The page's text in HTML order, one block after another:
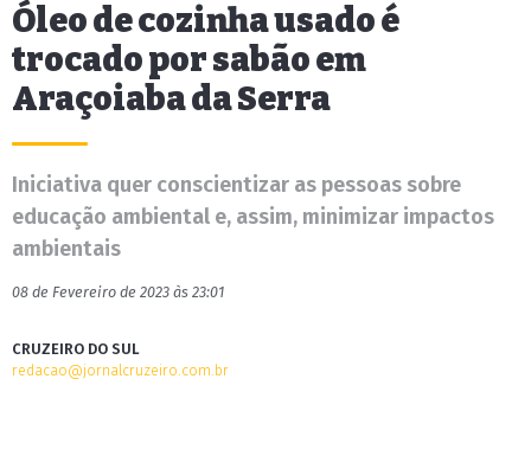
Óleo de cozinha usado é
trocado por sabão em
Araçoiaba da Serra
Iniciativa quer conscientizar as pessoas sobre
educação ambiental e, assim, minimizar impactos
ambientais
08 de Fevereiro de 2023 às 23:01
CRUZEIRO DO SUL
redacao@jornalcruzeiro.com.br